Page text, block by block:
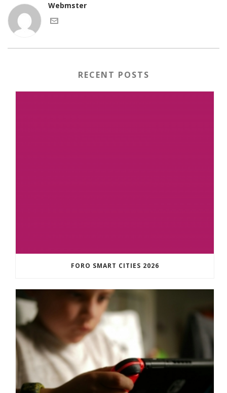
Webmster
RECENT POSTS
FORO SMART CITIES 2026